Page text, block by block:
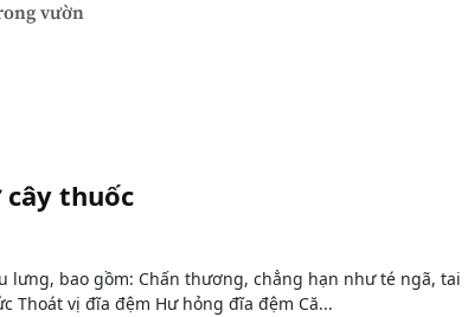
vườn
thuốc
lưng, bao gồm: Chấn thương, chẳng hạn như té ngã, tai
Thoát vị đĩa đệm Hư hỏng đĩa đệm Că...